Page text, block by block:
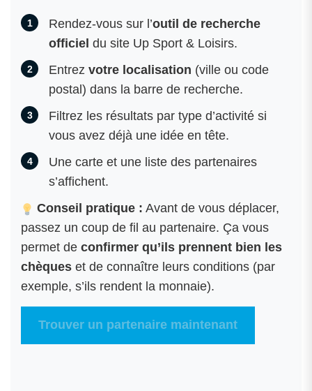
Rendez-vous sur l’outil de recherche
officiel du site Up Sport & Loisirs.
Entrez votre localisation (ville ou code
postal) dans la barre de recherche.
Filtrez les résultats par type d’activité si
vous avez déjà une idée en tête.
Une carte et une liste des partenaires
s’affichent.
Conseil pratique : Avant de vous déplacer,
passez un coup de fil au partenaire. Ça vous
permet de confirmer qu’ils prennent bien les
chèques et de connaître leurs conditions (par
exemple, s’ils rendent la monnaie).
Trouver un partenaire maintenant